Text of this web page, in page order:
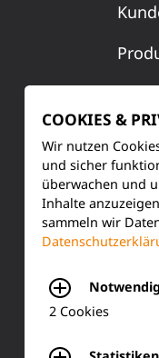
FAQ
COOKIES &
Wir nutzen
und sicher
überwachen und
Inhalte
sammeln wir
Notwendig
2 Cookies